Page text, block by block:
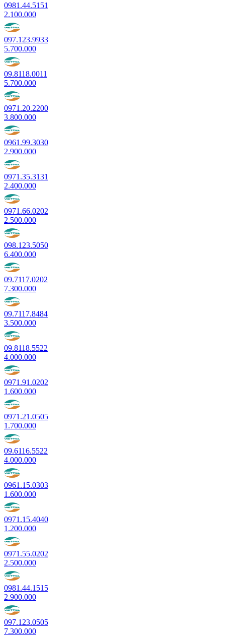
0981.44.5151
2.100.000
097.123.9933
5.700.000
09.8118.0011
5.700.000
0971.20.2200
3.800.000
0961.99.3030
2.900.000
0971.35.3131
2.400.000
0971.66.0202
2.500.000
098.123.5050
6.400.000
09.7117.0202
7.300.000
09.7117.8484
3.500.000
09.8118.5522
4.000.000
0971.91.0202
1.600.000
0971.21.0505
1.700.000
09.6116.5522
4.000.000
0961.15.0303
1.600.000
0971.15.4040
1.200.000
0971.55.0202
2.500.000
0981.44.1515
2.900.000
097.123.0505
7.300.000